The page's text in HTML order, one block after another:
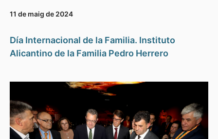
11 de maig de 2024
Día Internacional de la Familia. Instituto
Alicantino de la Familia Pedro Herrero